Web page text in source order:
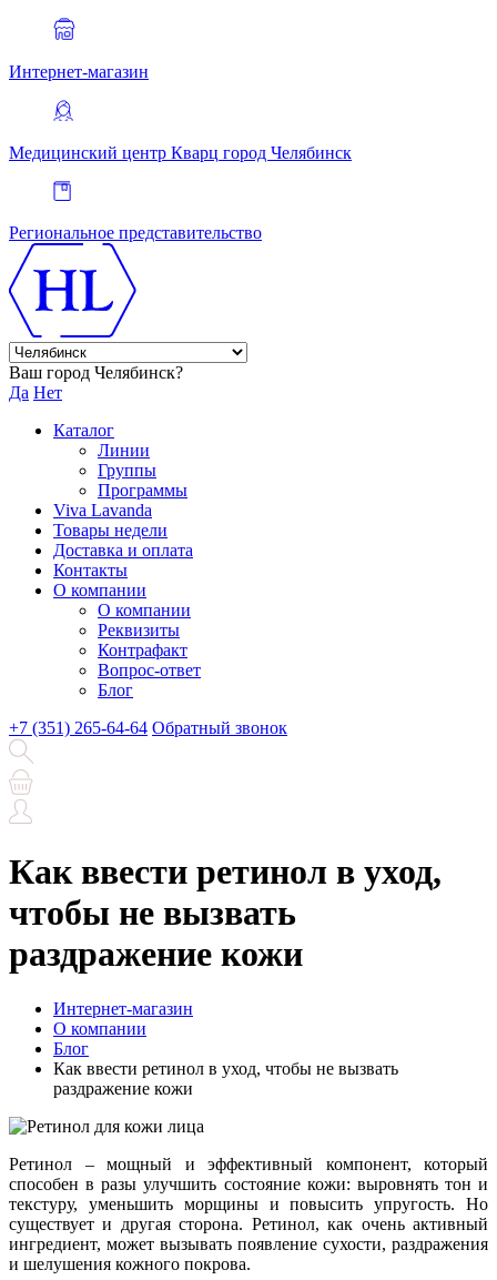
Интернет-магазин
Медицинский центр Кварц город Челябинск
Региональное представительство
Ваш город Челябинск?
Да Нет
Каталог
Линии
Группы
Программы
Viva Lavanda
Товары недели
Доставка и оплата
Контакты
О компании
О компании
Реквизиты
Контрафакт
Вопрос-ответ
Блог
+7 (351) 265-64-64 Обратный звонок
Как ввести ретинол в уход,
чтобы не вызвать
раздражение кожи
Интернет-магазин
О компании
Блог
Как ввести ретинол в уход, чтобы не вызвать
раздражение кожи
Ретинол – мощный и эффективный компонент, который
способен в разы улучшить состояние кожи: выровнять тон и
текстуру, уменьшить морщины и повысить упругость. Но
существует и другая сторона. Ретинол, как очень активный
ингредиент, может вызывать появление сухости, раздражения
и шелушения кожного покрова.